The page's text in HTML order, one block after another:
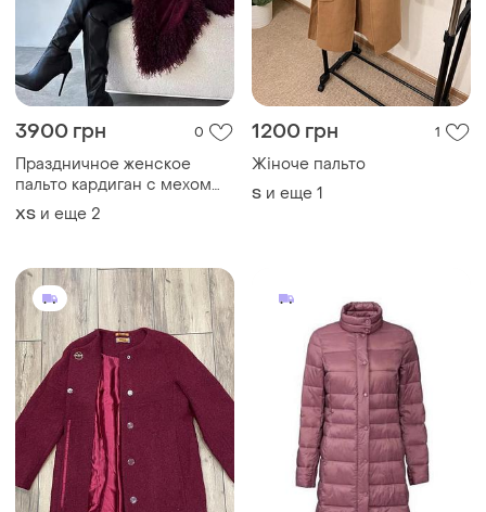
3900 грн 0
Праздничное женское
пальто кардиган с мехом
ламы
ХS и еще 2
1200 грн 1
Жіноче пальто
S и еще 1